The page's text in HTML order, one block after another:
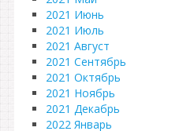
2021 Июнь
2021 Июль
2021 Август
2021 Сентябрь
2021 Октябрь
2021 Ноябрь
2021 Декабрь
2022 Январь